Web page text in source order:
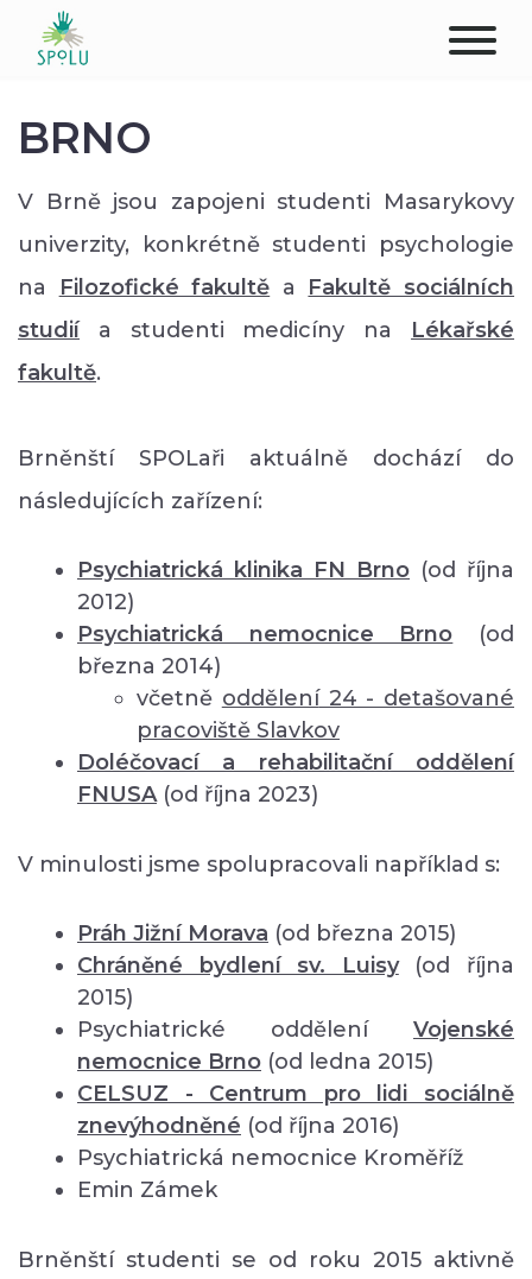
DONATE
PLACES
BRNO
V Brně jsou zapojeni studenti Masarykovy
univerzity, konkrétně studenti psychologie
na
Filozofické fakultě a Fakultě sociálních
studií
a studenti medicíny na
Lékařské
fakultě.
Brněnští SPOLaři aktuálně dochází do
následujících zařízení:
Psychiatrická klinika FN Brno (od října
2012)
Psychiatrická nemocnice Brno
(od
března 2014)
včetně oddělení24 - detašované
pracoviště Slavkov
Doléčovací a rehabilitační oddělení
FNUSA (od října 2023)
V minulosti jsme spolupracovali například s:
Práh Jižní Morava (od března 2015)
Chráněné bydlení sv. Luisy
(od října
2015)
Psychiatrické oddělení Vojenské
nemocnice Brno (od ledna 2015)
CELSUZ - Centrum pro lidi sociálně
znevýhodněné (od října 2016)
Psychiatrická nemocnice Kroměříž
Emin Zámek
Brněnští studenti se od roku 2015 aktivně